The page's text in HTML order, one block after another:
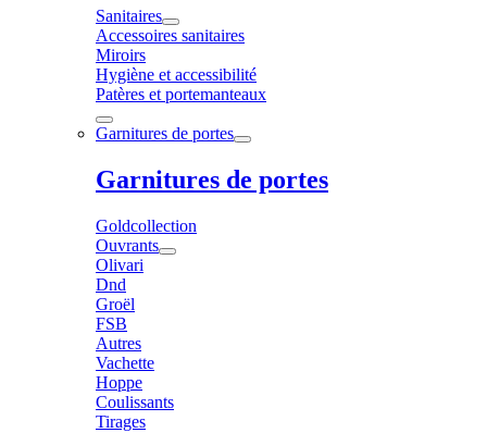
Sanitaires
Accessoires sanitaires
Miroirs
Hygiène et accessibilité
Patères et portemanteaux
Garnitures de portes
Garnitures de portes
Goldcollection
Ouvrants
Olivari
Dnd
Groël
FSB
Autres
Vachette
Hoppe
Coulissants
Tirages